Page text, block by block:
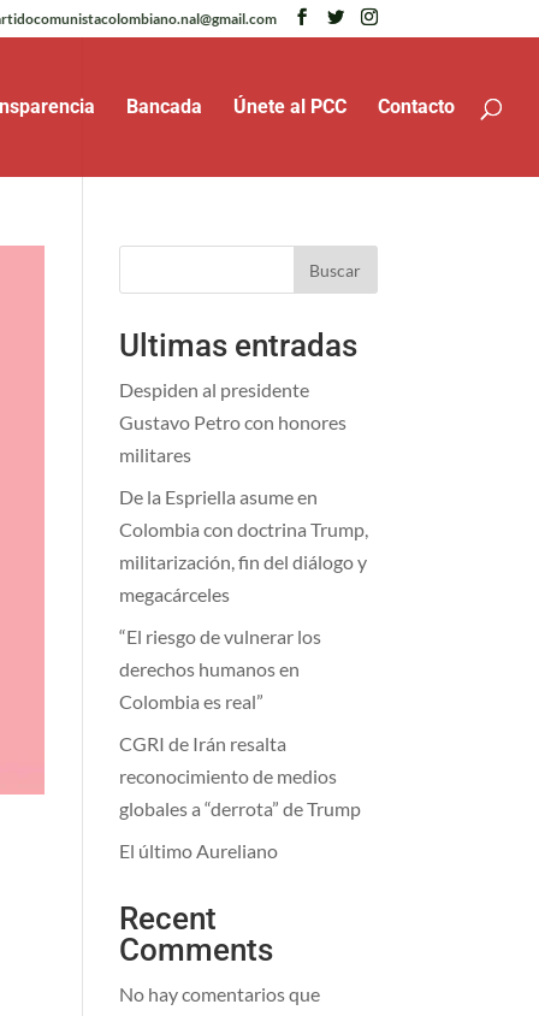
Bancada Únete al PCC Contacto
Buscar
Ultimas entradas
Despiden al presidente
Gustavo Petro con honores
militares
De la Espriella asume en
Colombia con doctrina Trump,
militarización, fin del diálogo y
megacárceles
“El riesgo de vulnerar los
derechos humanos en
Colombia es real”
CGRI de Irán resalta
reconocimiento de medios
globales a “derrota” de Trump
El último Aureliano
Recent
Comments
No hay comentarios que